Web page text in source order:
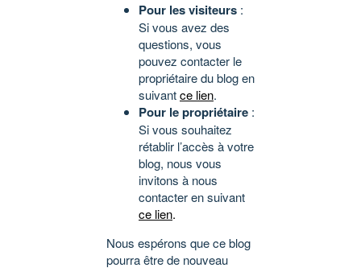
Pour les visiteurs :
Si vous avez des
questions, vous
pouvez contacter le
propriétaire du blog en
suivantce lien.
Pour le propriétaire :
Si vous souhaitez
rétablir l’accès à votre
blog, nous vous
invitons à nous
contacter en suivant
ce lien.
Nous espérons que ce blog
pourra être de nouveau